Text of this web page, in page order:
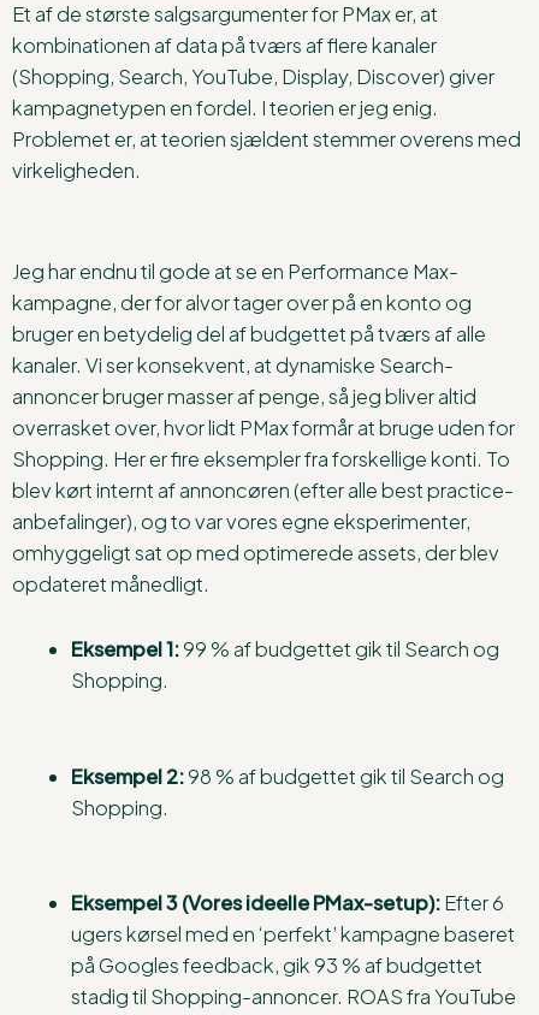
Et af de største salgsargumenter for PMax er, at
kombinationen af data på tværs af flere kanaler
(Shopping, Search, YouTube, Display, Discover) giver
kampagnetypen en fordel. I teorien er jeg enig.
Problemet er, at teorien sjældent stemmer overens med
virkeligheden.
Jeg har endnu til gode at se en Performance Max-
kampagne, der for alvor tager over på en konto og
bruger en betydelig del af budgettet på tværs af alle
kanaler. Vi ser konsekvent, at dynamiske Search-
annoncer bruger masser af penge, så jeg bliver altid
overrasket over, hvor lidt PMax formår at bruge uden for
Shopping. Her er fire eksempler fra forskellige konti. To
blev kørt internt af annoncøren (efter alle best practice-
anbefalinger), og to var vores egne eksperimenter,
omhyggeligt sat op med optimerede assets, der blev
opdateret månedligt.
Eksempel 1:99 % af budgettet gik til Search og
Shopping.
Eksempel 2:98 % af budgettet gik til Search og
Shopping.
Eksempel 3 (Vores ideelle PMax-setup):Efter 6
ugers kørsel med en ‘perfekt’ kampagne baseret
på Googles feedback, gik 93 % af budgettet
stadig til Shopping-annoncer. ROAS fra YouTube